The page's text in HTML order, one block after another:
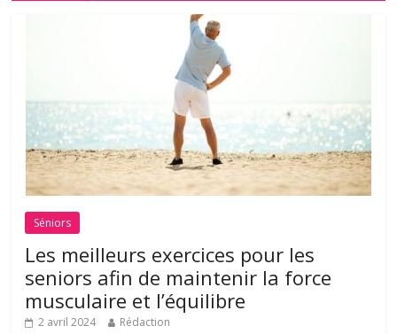
Séniors
Les meilleurs exercices pour les
seniors afin de maintenir la force
musculaire et l’équilibre
2 avril 2024 Rédaction